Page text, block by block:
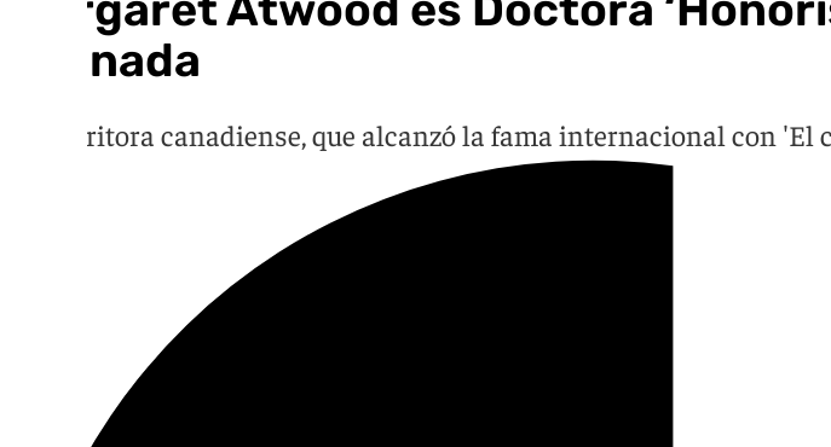
Granada
La escritora canadiense, que alcanzó la fama internacional con